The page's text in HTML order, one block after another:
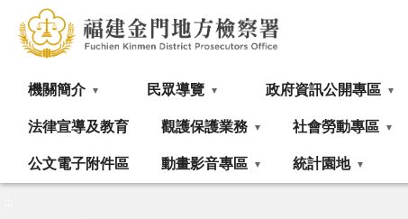
機關簡介 民眾導覽 政府資訊公開專區
法律宣導及教育 觀護保護業務 社會勞動專區
公文電子附件區 動畫影音專區 統計園地